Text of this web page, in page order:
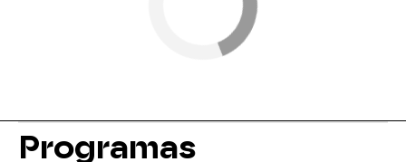
Programas